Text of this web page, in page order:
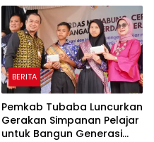
BERITA
Pemkab Tubaba Luncurkan
Gerakan Simpanan Pelajar
untuk Bangun Generasi